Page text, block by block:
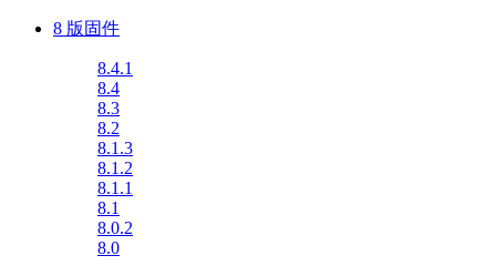
8 版固件
8.4.1
8.4
8.3
8.2
8.1.3
8.1.2
8.1.1
8.1
8.0.2
8.0